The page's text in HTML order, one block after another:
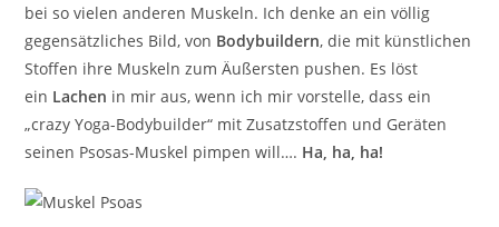
bei so vielen anderen Muskeln. Ich denke an ein völlig
gegensätzliches Bild, von Bodybuildern, die mit künstlichen
Stoffen ihre Muskeln zum Äußersten pushen. Es löst
ein Lachen in mir aus, wenn ich mir vorstelle, dass ein
„crazy Yoga-Bodybuilder“ mit Zusatzstoffen und Geräten
seinen Psosas-Muskel pimpen will…. Ha, ha, ha!